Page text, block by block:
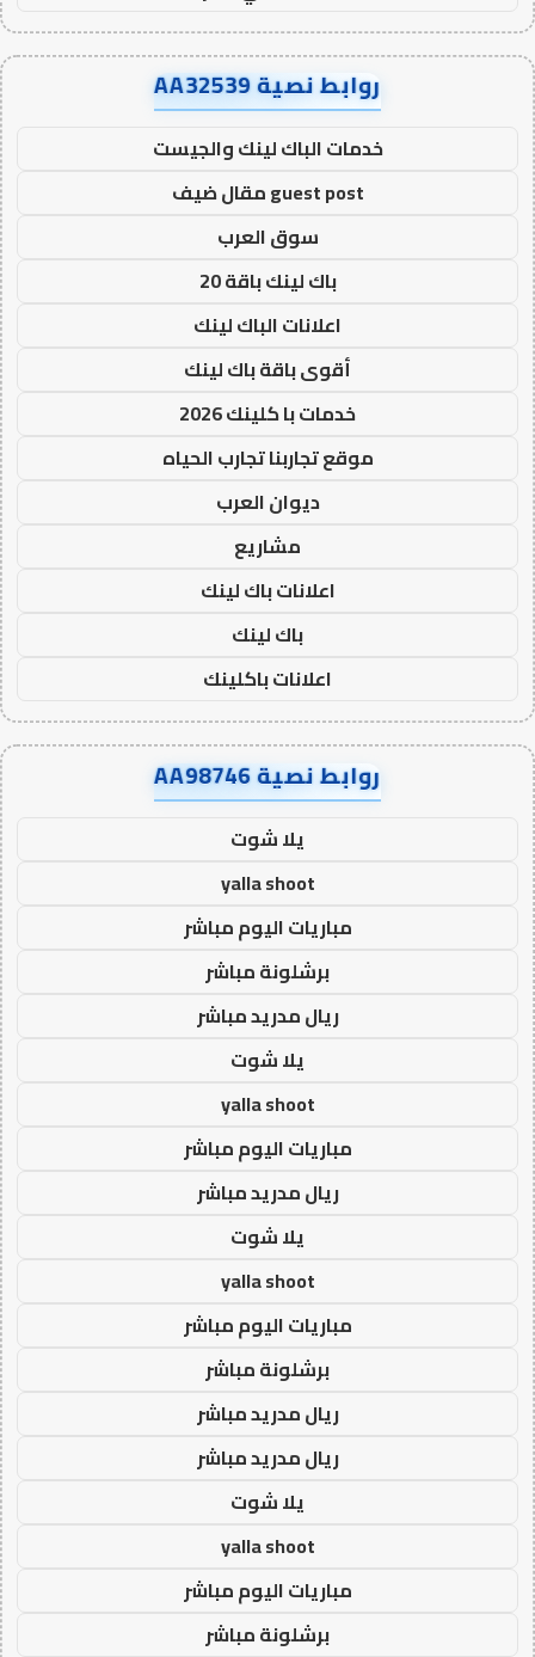
روابط نصية AA32539
خدمات الباك لينك والجيست
guest post مقال ضيف
سوق العرب
باك لينك باقة 20
اعلانات الباك لينك
أقوى باقة باك لينك
خدمات با كلينك 2026
موقع تجاربنا تجارب الحياه
ديوان العرب
مشاريع
اعلانات باك لينك
باك لينك
اعلانات باكلينك
روابط نصية AA98746
يلا شوت
yalla shoot
مباريات اليوم مباشر
برشلونة مباشر
ريال مدريد مباشر
يلا شوت
yalla shoot
مباريات اليوم مباشر
ريال مدريد مباشر
يلا شوت
yalla shoot
مباريات اليوم مباشر
برشلونة مباشر
ريال مدريد مباشر
ريال مدريد مباشر
يلا شوت
yalla shoot
مباريات اليوم مباشر
برشلونة مباشر